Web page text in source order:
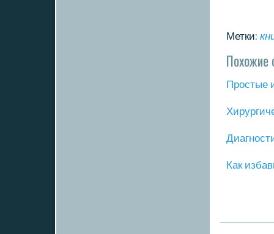
Метки:
Похожие
Прοстые
Как